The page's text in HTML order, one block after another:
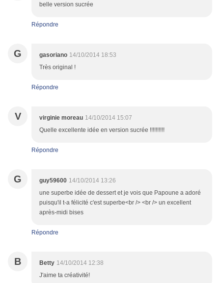
belle version sucrée
Répondre
G gasoriano 14/10/2014 18:53
Très original !
Répondre
V virginie moreau 14/10/2014 15:07
Quelle excellente idée en version sucrée !!!!!!!!!!
Répondre
G guy59600 14/10/2014 13:26
une superbe idée de dessert et je vois que Papoune a adoré
puisqu'il t-a félicité c'est superbe<br /> <br /> un excellent
après-midi bises
Répondre
B Betty 14/10/2014 12:38
J'aime ta créativité!